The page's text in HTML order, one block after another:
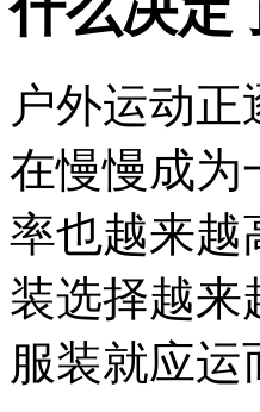
户外运动
在慢慢成为
率也越来越
装选择越来
服装就应运